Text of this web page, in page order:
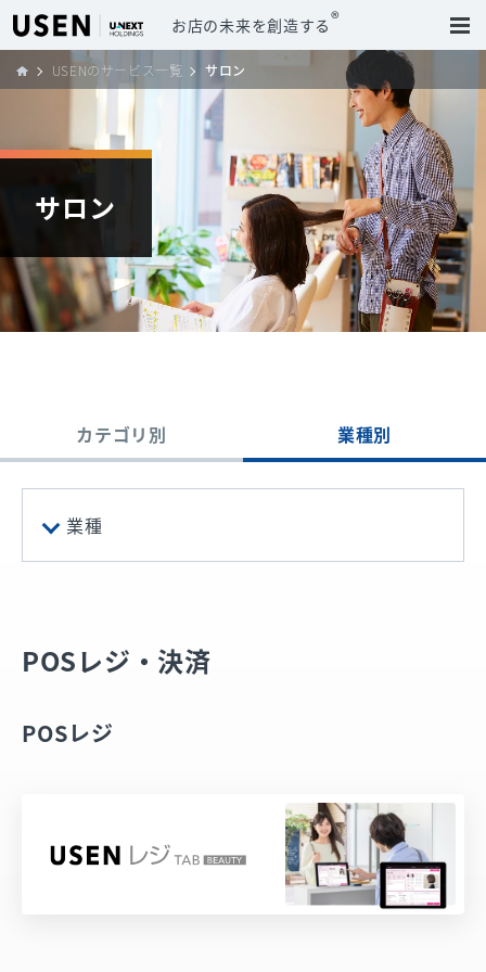
お店の未来を創造する®
USENのサービス一覧 サロン
サロン
カテゴリ別 業種別
業種
小売店
オフィス
POSレジ・決済
POSレジ